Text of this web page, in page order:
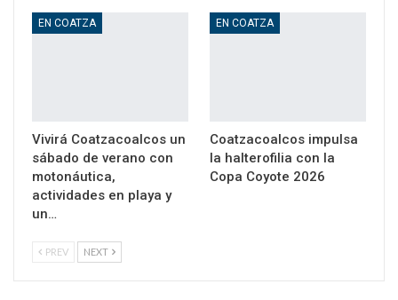
EN COATZA
Vivirá Coatzacoalcos un
sábado de verano con
motonáutica,
actividades en playa y
un…
EN COATZA
Coatzacoalcos impulsa
la halterofilia con la
Copa Coyote 2026
PREV NEXT